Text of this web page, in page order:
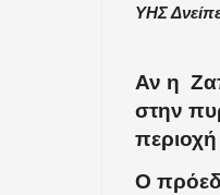
ΥΗΣ
Αν η
στην
Ο